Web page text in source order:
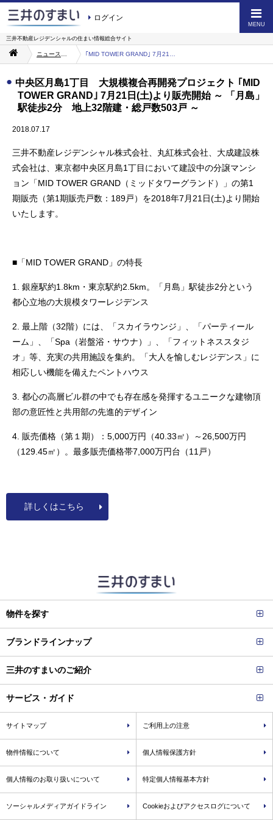
ログイン
MENU
三井不動産レジデンシャルの住まい情報総合サイト
中央区月島1丁目 大規模複合再開発プロジェクト ｢MID
TOWER GRAND｣ 7月21日(土)より販売開始 ～ 「月島」
駅徒歩2分 地上32階建・総戸数503戸 ～
2018.07.17
三井不動産レジデンシャル株式会社、丸紅株式会社、大成建設株
式会社は、東京都中央区月島1丁目において建設中の分譲マンシ
ョン「MID TOWER GRAND（ミッドタワーグランド）」の第1
期販売（第1期販売戸数：189戸）を2018年7月21日(土)より開始
いたします。
■「MID TOWER GRAND」の特長
1. 銀座駅約1.8km・東京駅約2.5km。「月島」駅徒歩2分という
都心立地の大規模タワーレジデンス
2. 最上階（32階）には、「スカイラウンジ」、「パーティール
ーム」、「Spa（岩盤浴・サウナ）」、「フィットネススタジ
オ」等、充実の共用施設を集約。「大人を愉しむレジデンス」に
相応しい機能を備えたペントハウス
3. 都心の高層ビル群の中でも存在感を発揮するユニークな建物頂
部の意匠性と共用部の先進的デザイン
4. 販売価格（第１期）：5,000万円（40.33㎡）～26,500万円
（129.45㎡）。最多販売価格帯7,000万円台（11戸）
詳しくはこちら
物件を探す
ブランドラインナップ
三井のすまいのご紹介
サービス・ガイド
サイトマップ ご利用上の注意
物件情報について 個人情報保護方針
個人情報のお取り扱いについて 特定個人情報基本方針
ソーシャルメディアガイドライン Cookieおよびアクセスログについて